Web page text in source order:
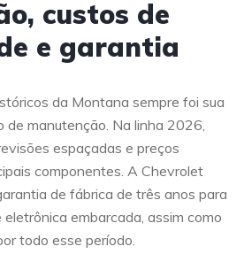
custos de
e garantia
da Montana sempre foi sua
de manutenção. Na linha 2026,
espaçadas e preços
componentes. A Chevrolet
de fábrica de três anos para
embarcada, assim como
todo esse período.